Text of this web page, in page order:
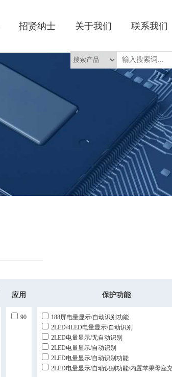
招贤纳士 关于我们 联系我们
应用 保护功能
90
188屏电量显示/自动识别功能
2LED/4LED电量显示/自动识别
2LED电量显示/无自动识别
2LED电量显示/自动识别
2LED电量显示/自动识别功能
2LED电量显示/自动识别功能/内置苹果母座